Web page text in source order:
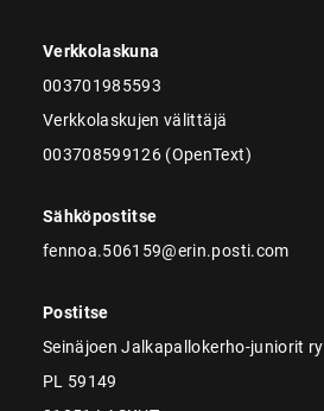
Verkkolaskuna
003701985593
Verkkolaskujen välittäjä
003708599126 (OpenText)
Sähköpostitse
fennoa.506159@erin.posti.com
Postitse
Seinäjoen Jalkapallokerho-juniorit ry
PL 59149